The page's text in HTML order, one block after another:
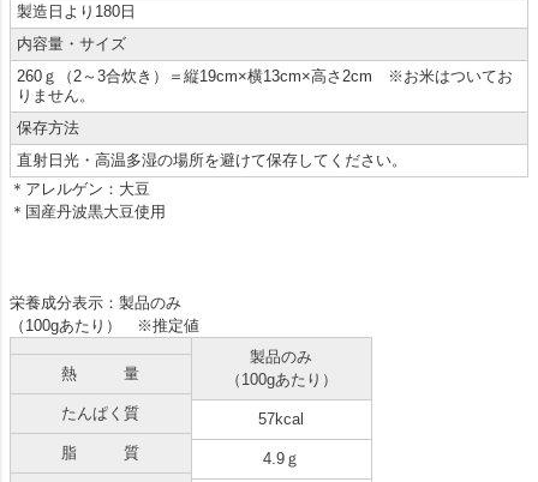
製造日より180日
内容量・サイズ
260ｇ（2～3合炊き）＝縦19cm×横13cm×高さ2cm ※お米はついてお
りません。
保存方法
直射日光・高温多湿の場所を避けて保存してください。
＊アレルゲン：大豆
＊国産丹波黒大豆使用
栄養成分表示：製品のみ
（100gあたり） ※推定値
熱 量
たんぱく質
脂 質
製品のみ
（100gあたり）
57kcal
4.9ｇ